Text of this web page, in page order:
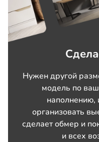
Нужен другой
модель по
организовать
сделает обмер и
и всех